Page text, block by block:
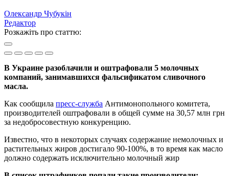
Олександр Чубукін
Редактор
Розкажіть про статтю:
В Украине разоблачили и оштрафовали 5 молочных
компаний, занимавшихся фальсификатом сливочного
масла.
Как сообщила пресс-служба Антимонопольного комитета,
производителей оштрафовали в общей сумме на 30,57 млн грн
за недобросовестную конкуренцию.
Известно, что в некоторых случаях содержание немолочных и
растительных жиров достигало 90-100%, в то время как масло
должно содержать исключительно молочный жир